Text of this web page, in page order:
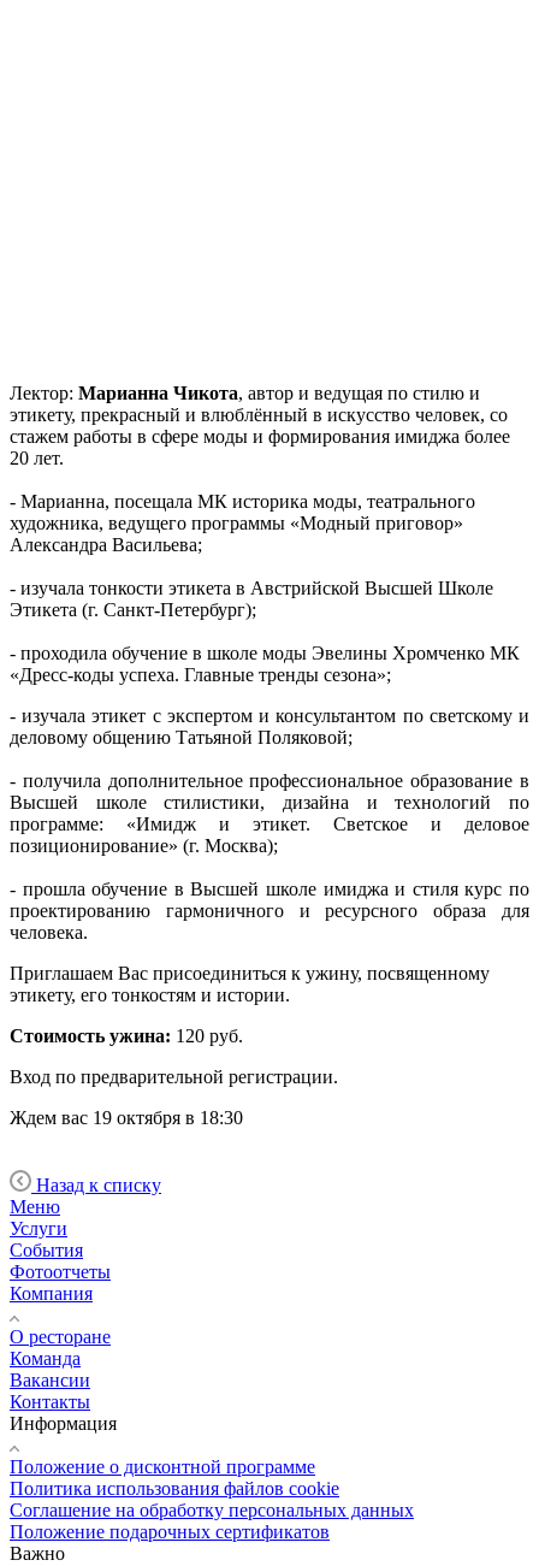
Лектор: Марианна Чикота, автор и ведущая по стилю и
этикету, прекрасный и влюблённый в искусство человек, со
стажем работы в сфере моды и формирования имиджа более
20 лет.
- Марианна, посещала МК историка моды, театрального
художника, ведущего программы «Модный приговор»
Александра Васильева;
- изучала тонкости этикета в Австрийской Высшей Школе
Этикета (г. Санкт-Петербург);
- проходила обучение в школе моды Эвелины Хромченко МК
«Дресс-коды успеха. Главные тренды сезона»;
- изучала этикет с экспертом и консультантом по светскому и
деловому общению Татьяной Поляковой;
- получила дополнительное профессиональное образование в
Высшей школе стилистики, дизайна и технологий по
программе: «Имидж и этикет. Светское и деловое
позиционирование» (г. Москва);
- прошла обучение в Высшей школе имиджа и стиля курс по
проектированию гармоничного и ресурсного образа для
человека.
Приглашаем Вас присоединиться к ужину, посвященному
этикету, его тонкостям и истории.
Стоимость ужина: 120 руб.
Вход по предварительной регистрации.
Ждем вас 19 октября в 18:30
Назад к списку
Меню
Услуги
События
Фотоотчеты
Компания
О ресторане
Команда
Вакансии
Контакты
Информация
Положение о дисконтной программе
Политика использования файлов cookie
Соглашение на обработку персональных данных
Положение подарочных сертификатов
Важно